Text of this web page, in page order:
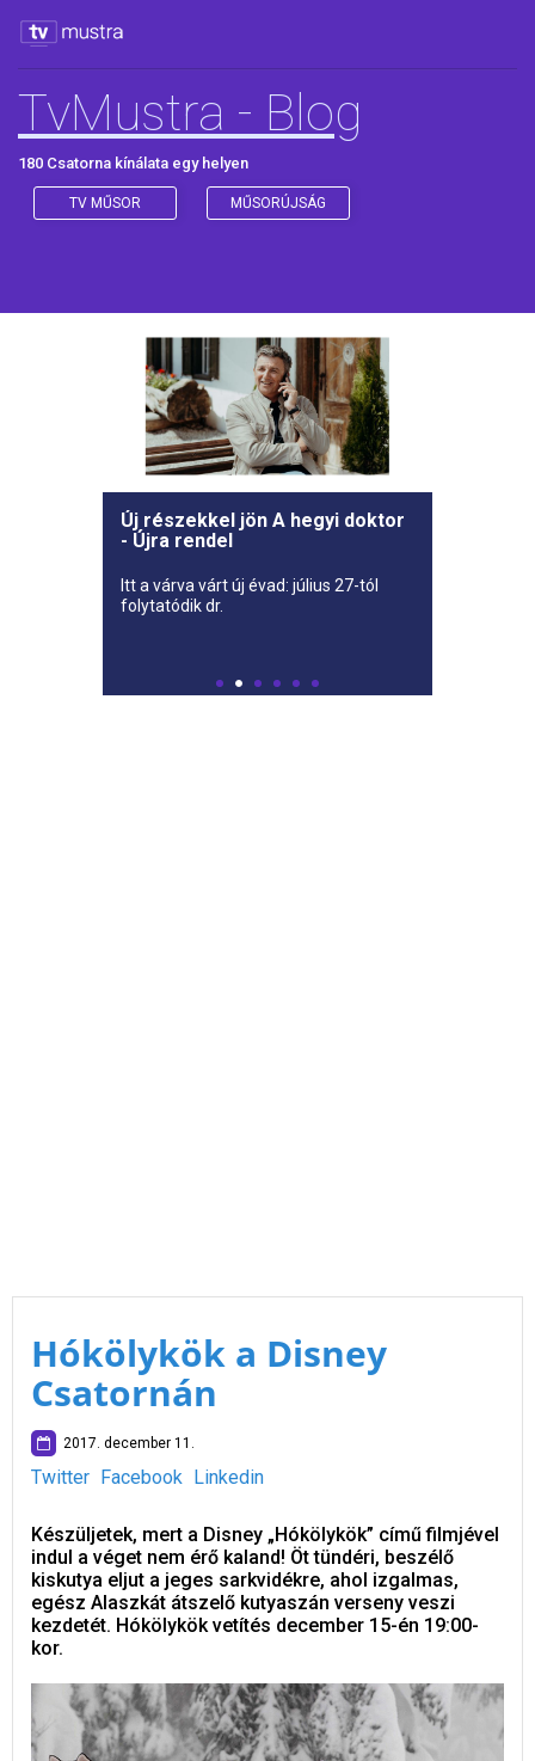
TvMustra - Blog
180 Csatorna kínálata egy helyen
TV MŰSOR MŰSORÚJSÁG
Új részekkel jön A hegyi doktor
- Újra rendel
Itt a várva várt új évad: július 27-tól
folytatódik dr.
Hókölykök a Disney
Csatornán
2017. december 11.
Twitter Facebook Linkedin
Készüljetek, mert a Disney „Hókölykök” című filmjével
indul a véget nem érő kaland! Öt tündéri, beszélő
kiskutya eljut a jeges sarkvidékre, ahol izgalmas,
egész Alaszkát átszelő kutyaszán verseny veszi
kezdetét. Hókölykök vetítés december 15-én 19:00-
kor.